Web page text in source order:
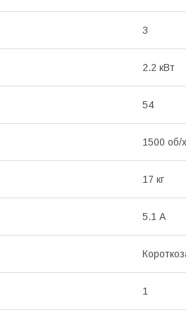
3
2.2 кВт
54
1500 об/
17 кг
5.1 А
1